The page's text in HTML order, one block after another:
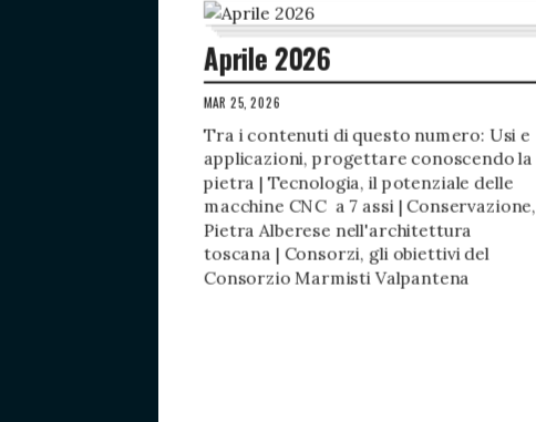
Aprile 2026
MAR 25, 2026
Tra i contenuti di questo numero: Usi e
applicazioni, progettare conoscendo la
pietra | Tecnologia, il potenziale delle
macchine CNC a 7 assi | Conservazione,
Pietra Alberese nell'architettura
toscana | Consorzi, gli obiettivi del
Consorzio Marmisti Valpantena